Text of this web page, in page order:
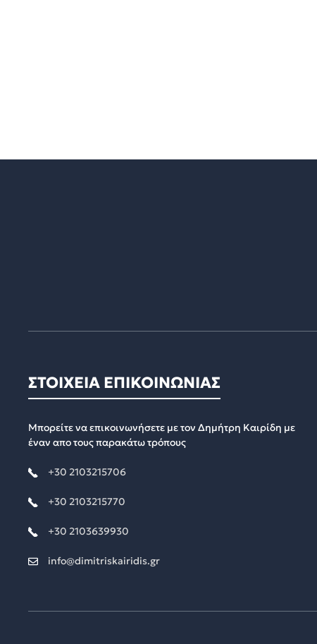
ΣΤΟΙΧΕΙΑ ΕΠΙΚΟΙΝΩΝΙΑΣ
Μπορείτε να επικοινωνήσετε με τον Δημήτρη Καιρίδη με
έναν απο τους παρακάτω τρόπους
+30 2103215706
+30 2103215770
+30 2103639930
info@dimitriskairidis.gr